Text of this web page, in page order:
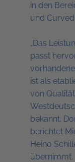
in den
und Curved
„Das
passt
ist als
von
bekannt.
berichtet
Heino
übernimmt.